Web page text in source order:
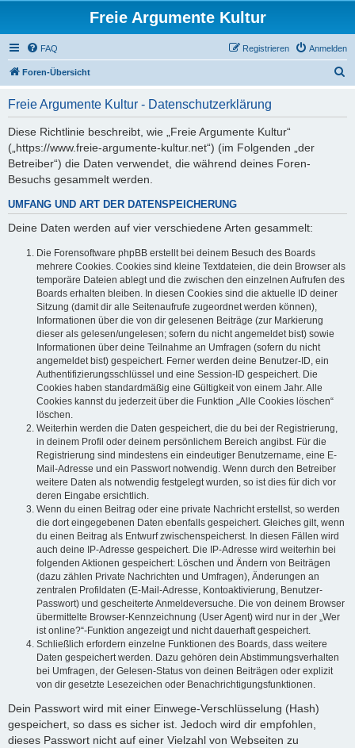
Freie Argumente Kultur
FAQ Anmelden
Registrieren
Foren-Übersicht
Freie Argumente Kultur - Datenschutzerklärung
Diese Richtlinie beschreibt, wie „Freie Argumente Kultur“
(„https://www.freie-argumente-kultur.net“) (im Folgenden „der
Betreiber“) die Daten verwendet, die während deines Foren-
Besuchs gesammelt werden.
UMFANG UND ART DER DATENSPEICHERUNG
Deine Daten werden auf vier verschiedene Arten gesammelt:
Die Forensoftware phpBB erstellt bei deinem Besuch des Boards
mehrere Cookies. Cookies sind kleine Textdateien, die dein Browser als
temporäre Dateien ablegt und die zwischen den einzelnen Aufrufen des
Boards erhalten bleiben. In diesen Cookies sind die aktuelle ID deiner
Sitzung (damit dir alle Seitenaufrufe zugeordnet werden können),
Informationen über die von dir gelesenen Beiträge (zur Markierung
dieser als gelesen/ungelesen; sofern du nicht angemeldet bist) sowie
Informationen über deine Teilnahme an Umfragen (sofern du nicht
angemeldet bist) gespeichert. Ferner werden deine Benutzer-ID, ein
Authentifizierungsschlüssel und eine Session-ID gespeichert. Die
Cookies haben standardmäßig eine Gültigkeit von einem Jahr. Alle
Cookies kannst du jederzeit über die Funktion „Alle Cookies löschen“
löschen.
Weiterhin werden die Daten gespeichert, die du bei der Registrierung,
in deinem Profil oder deinem persönlichem Bereich angibst. Für die
Registrierung sind mindestens ein eindeutiger Benutzername, eine E-
Mail-Adresse und ein Passwort notwendig. Wenn durch den Betreiber
weitere Daten als notwendig festgelegt wurden, so ist dies für dich vor
deren Eingabe ersichtlich.
Wenn du einen Beitrag oder eine private Nachricht erstellst, so werden
die dort eingegebenen Daten ebenfalls gespeichert. Gleiches gilt, wenn
du einen Beitrag als Entwurf zwischenspeicherst. In diesen Fällen wird
auch deine IP-Adresse gespeichert. Die IP-Adresse wird weiterhin bei
folgenden Aktionen gespeichert: Löschen und Ändern von Beiträgen
(dazu zählen Private Nachrichten und Umfragen), Änderungen an
zentralen Profildaten (E-Mail-Adresse, Kontoaktivierung, Benutzer-
Passwort) und gescheiterte Anmeldeversuche. Die von deinem Browser
übermittelte Browser-Kennzeichnung (User Agent) wird nur in der „Wer
ist online?“-Funktion angezeigt und nicht dauerhaft gespeichert.
Schließlich erfordern einzelne Funktionen des Boards, dass weitere
Daten gespeichert werden. Dazu gehören dein Abstimmungsverhalten
bei Umfragen, der Gelesen-Status von deinen Beiträgen oder explizit
von dir gesetzte Lesezeichen oder Benachrichtigungsfunktionen.
Dein Passwort wird mit einer Einwege-Verschlüsselung (Hash)
gespeichert, so dass es sicher ist. Jedoch wird dir empfohlen,
dieses Passwort nicht auf einer Vielzahl von Webseiten zu